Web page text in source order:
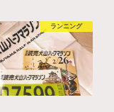
ランニング